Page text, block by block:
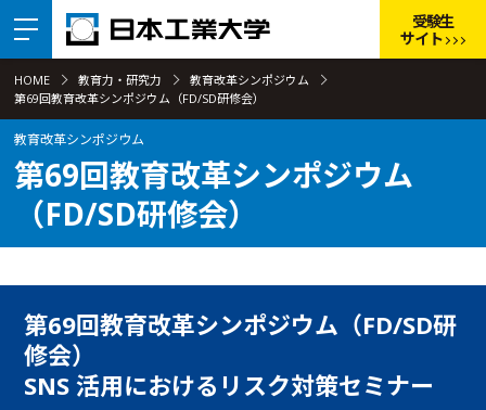
受験生
サイト
HOME 教育力・研究力
教育改革シンポジウム
第69回教育改革シンポジウム（FD/SD研修会）
教育改革シンポジウム
第69回教育改革シンポジウム
（FD/SD研修会）
第69回教育改革シンポジウム（FD/SD研
修会）
SNS 活⽤におけるリスク対策セミナー